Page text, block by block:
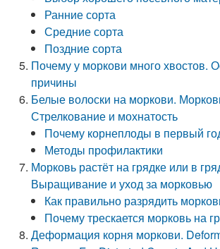
Ранние сорта
Средние сорта
Поздние сорта
Почему у моркови много хвостов.
причины
Белые волоски на моркови.
Стрелкование и мохнатость
Почему корнеплоды в первый
Методы профилактики
Морковь растёт на грядке или в
Выращивание и уход за морковью
Как правильно разрядить
Почему трескается морковь на
Деформация корня моркови.